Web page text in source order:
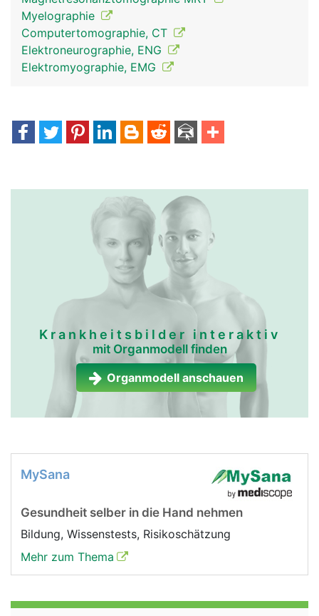
Spinalnerven Frau Spinalnerven Mann
Myelographie
Computertomographie, CT
Elektroneurographie, ENG
Elektromyographie, EMG
Krankheitsbilder interaktiv
mit Organmodell finden
Organmodell anschauen
MySana
Gesundheit selber in die Hand nehmen
Bildung, Wissenstests, Risikoschätzung
Mehr zum Thema